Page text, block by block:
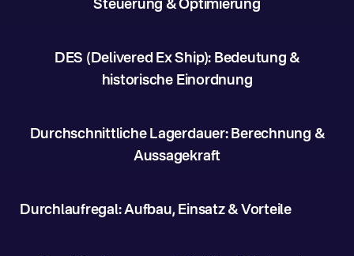
Steuerung & Optimierung
DES (Delivered Ex Ship): Bedeutung &
historische Einordnung
Durchschnittliche Lagerdauer: Berechnung &
Aussagekraft
Durchlaufregal: Aufbau, Einsatz & Vorteile